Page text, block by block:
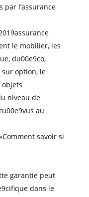
par l’assurance
le mobilier, les
du00e9co,
sur option, le
niveau de
au
savoir si
garantie peut
dans le